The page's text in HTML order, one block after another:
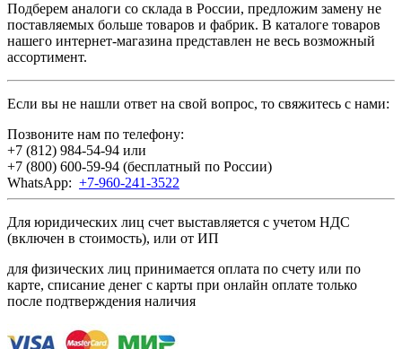
Подберем аналоги со склада в России, предложим замену не
поставляемых больше товаров и фабрик. В каталоге товаров
нашего интернет-магазина представлен не весь возможный
ассортимент.
Если вы не нашли ответ на свой вопрос, то свяжитесь с нами:
Позвоните нам по телефону:
+7 (812) 984-54-94 или
+7 (800) 600-59-94 (бесплатный по России)
WhatsApp: +7-960-241-3522
Для юридических лиц счет выставляется с учетом НДС
(включен в стоимость), или от ИП
для физических лиц принимается оплата по счету или по
карте, списание денег с карты при онлайн оплате только
после подтверждения наличия